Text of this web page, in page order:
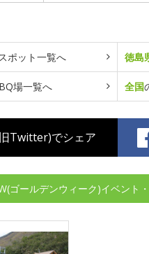
ポット一覧へ 徳島
場一覧へ 全国
Twitter)でシェア
ゴールデンウィーク)イベント